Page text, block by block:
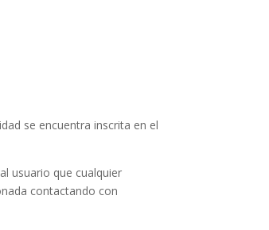
se encuentra inscrita en el
usuario que cualquier
contactando con